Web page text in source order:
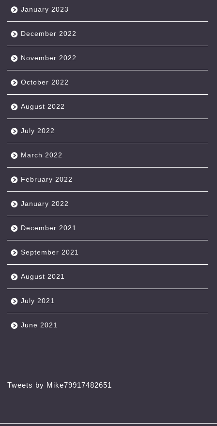
January 2023
December 2022
November 2022
October 2022
August 2022
July 2022
March 2022
February 2022
January 2022
December 2021
September 2021
August 2021
July 2021
June 2021
Tweets by Mike79917482651